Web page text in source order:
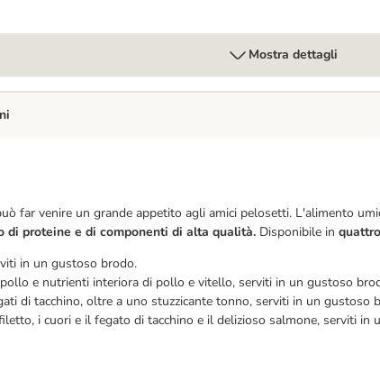
Mostra dettagli
far venire un grande appetito agli amici pelosetti. L'alimento
di proteine e di componenti di alta qualità. Disponibile in
in un gustoso brodo.
e nutrienti interiora di pollo e vitello, serviti in un gustoso
di tacchino, oltre a uno stuzzicante tonno, serviti in un gustoso
i cuori e il fegato di tacchino e il delizioso salmone, serviti in